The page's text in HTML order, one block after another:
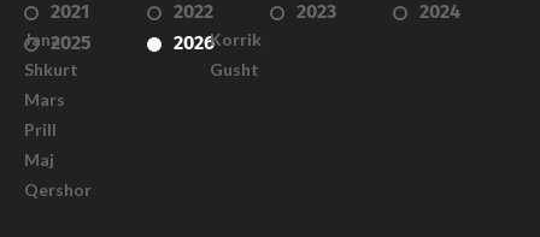
2021
2022 2023
2024
2025
2026
Janar
Shkurt
Mars
Prill
Maj
Qershor
Korrik
Gusht